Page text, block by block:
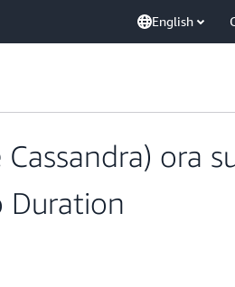
English
ora
Duration